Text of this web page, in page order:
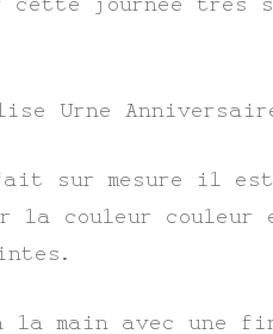
Urne
fait sur mesure il est
la couleur couleur
la main avec une